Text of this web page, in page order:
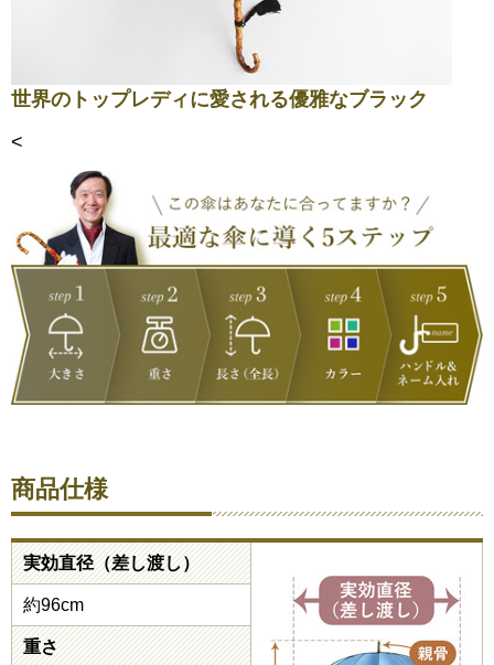
世界のトップレディに愛される優雅なブラック
<
商品仕様
実効直径（差し渡し）
約96cm
重さ